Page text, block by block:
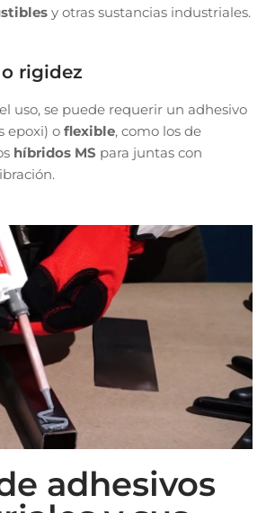
y otras sustancias industriales.
rigidez
uso, se puede requerir un adhesivo
epoxi) o flexible, como los de
híbridos MS para juntas con
adhesivos